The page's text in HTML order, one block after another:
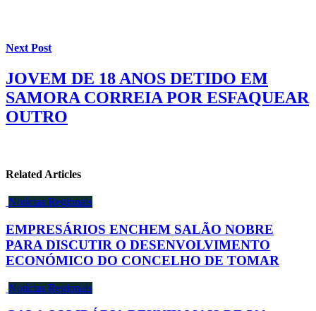
Next Post
JOVEM DE 18 ANOS DETIDO EM
SAMORA CORREIA POR ESFAQUEAR
OUTRO
Related Articles
Notícias Regionais
EMPRESÁRIOS ENCHEM SALÃO NOBRE
PARA DISCUTIR O DESENVOLVIMENTO
ECONÓMICO DO CONCELHO DE TOMAR
Notícias Regionais